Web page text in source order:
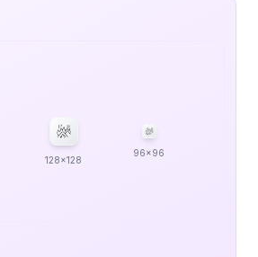
128x128
96x96